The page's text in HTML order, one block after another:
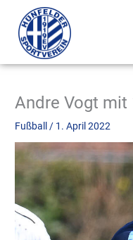
Inhalt
springen
Andre Vogt mit
Fußball / 1. April 2022